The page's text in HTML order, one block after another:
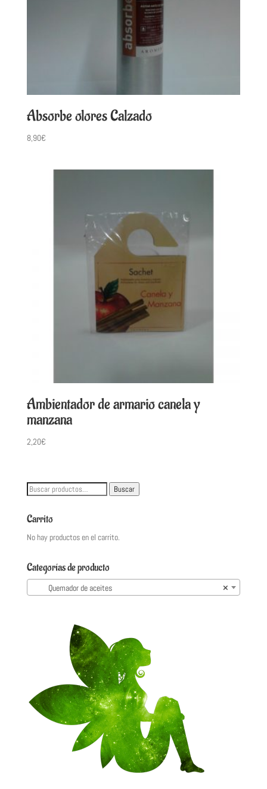
Absorbe olores Calzado
8,90€
Ambientador de armario canela y
manzana
2,20€
Buscar
Buscar
Carrito
No hay productos en el carrito.
Categorías de producto
×
Quemador de aceites